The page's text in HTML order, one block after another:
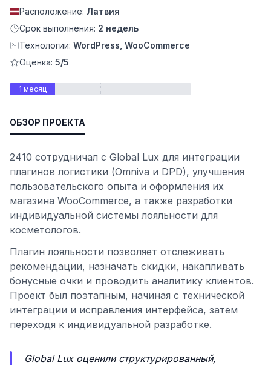
Расположение: Латвия
Срок выполнения: 2 недель
Технологии: WordPress, WooCommerce
Оценка: 5/5
1 месяц
ОБЗОР ПРОЕКТА
2410 сотрудничал с Global Lux для интеграции
плагинов логистики (Omniva и DPD), улучшения
пользовательского опыта и оформления их
магазина WooCommerce, а также разработки
индивидуальной системы лояльности для
косметологов.
Плагин лояльности позволяет отслеживать
рекомендации, назначать скидки, накапливать
бонусные очки и проводить аналитику клиентов.
Проект был поэтапным, начиная с технической
интеграции и исправления интерфейса, затем
переходя к индивидуальной разработке.
Global Lux оценили структурированный,